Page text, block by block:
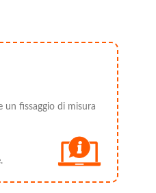
un fissaggio di misura